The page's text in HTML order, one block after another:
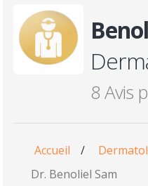
8 Avis
Accueil /
Dr. Benoliel Sam